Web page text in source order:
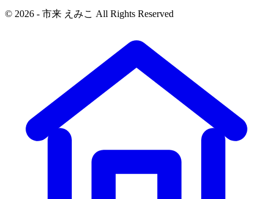
© 2026 - 市来 えみこ All Rights Reserved